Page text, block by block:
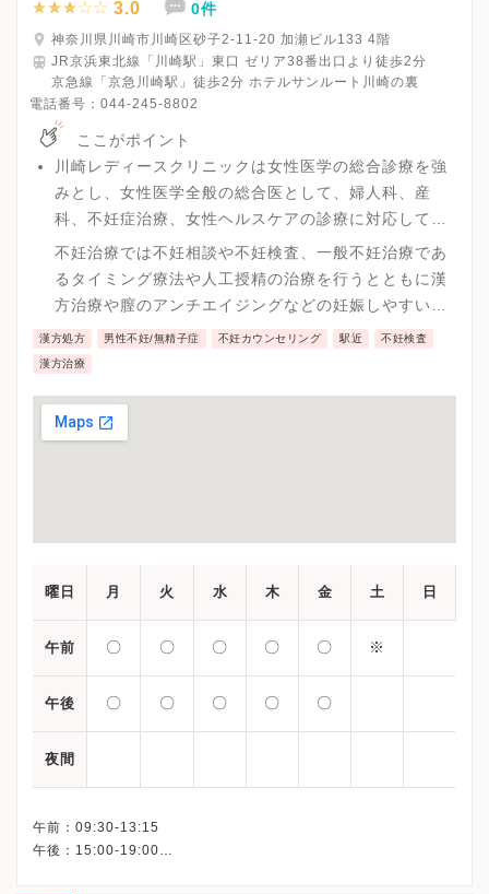
3.0 0件
神奈川県川崎市川崎区砂子2-11-20 加瀬ビル133 4階
JR京浜東北線「川崎駅」東口 ゼリア38番出口より徒歩2分
京急線「京急川崎駅」徒歩2分 ホテルサンルート川崎の裏
電話番号： 044-245-8802
ここがポイント
川崎レディースクリニックは女性医学の総合診療を強
みとし、女性医学全般の総合医として、婦人科、産
科、不妊症治療、女性ヘルスケアの診療に対応してい
ます。
不妊治療では不妊相談や不妊検査、一般不妊治療であ
るタイミング療法や人工授精の治療を行うとともに漢
方治療や膣のアンチエイジングなどの妊娠しやすい身
体づくりを行う事で妊娠率を上げる取り組みを実施し
ています。
漢方処方 男性不妊/無精子症 不妊カウンセリング 駅近 不妊検査
漢方治療
曜日 月 火 水 木 金 土 日
午前 〇 〇 〇 〇 〇 ※
午後 〇 〇 〇 〇 〇
夜間
午前：09:30-13:15
午後：15:00-19:00